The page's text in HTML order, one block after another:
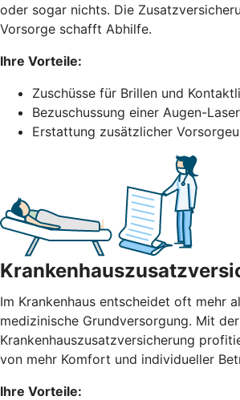
oder sogar nichts. Die
Vorsorge schafft Abhilfe.
Ihre Vorteile:
Zuschüsse für Brillen und
Bezuschussung einer Augen-
Erstattung zusätzlicher
Im Krankenhaus entscheidet oft mehr
medizinische Grundversorgung. Mit der
Krankenhauszusatzversicherung
von mehr Komfort und individueller
Ihre Vorteile: